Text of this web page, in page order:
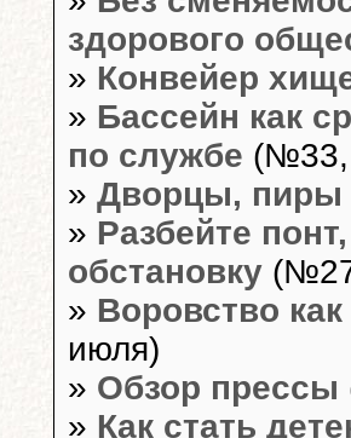
здорового
» Конвейер
» Бассейн как
по службе (№33,
» Дворцы, пиры
» Разбейте
обстановку
» Воровство
июля)
» Обзор прессы
» Как стать